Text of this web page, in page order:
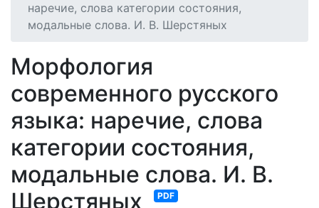
наречие, слова категории состояния,
модальные слова. И. В. Шерстяных
Морфология
современного русского
языка: наречие, слова
категории состояния,
модальные слова. И. В.
Шерстяных
PDF